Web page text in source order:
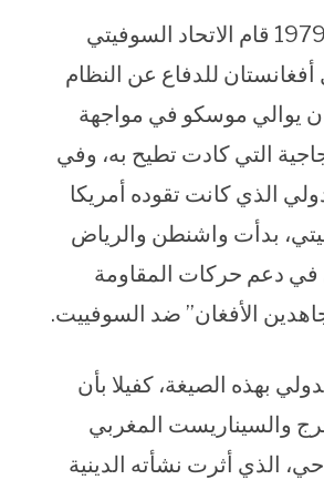
في أواخر عام 1979 قام الاتحاد السوفيتي
أفغانستان للدفاع عن النظام
يوالي موسكو في مواجهة
التي كادت تطيح به، وفي
الذي كانت تقوده أمريكا
بدأت واشنطن والرياض
دعم حركات المقاومة
الأفغان” ضد السوفييت.
بهذه الصيغة، كفيلا بأن
والسيناريست المغربي
الذي أثرت نشأته الدينية